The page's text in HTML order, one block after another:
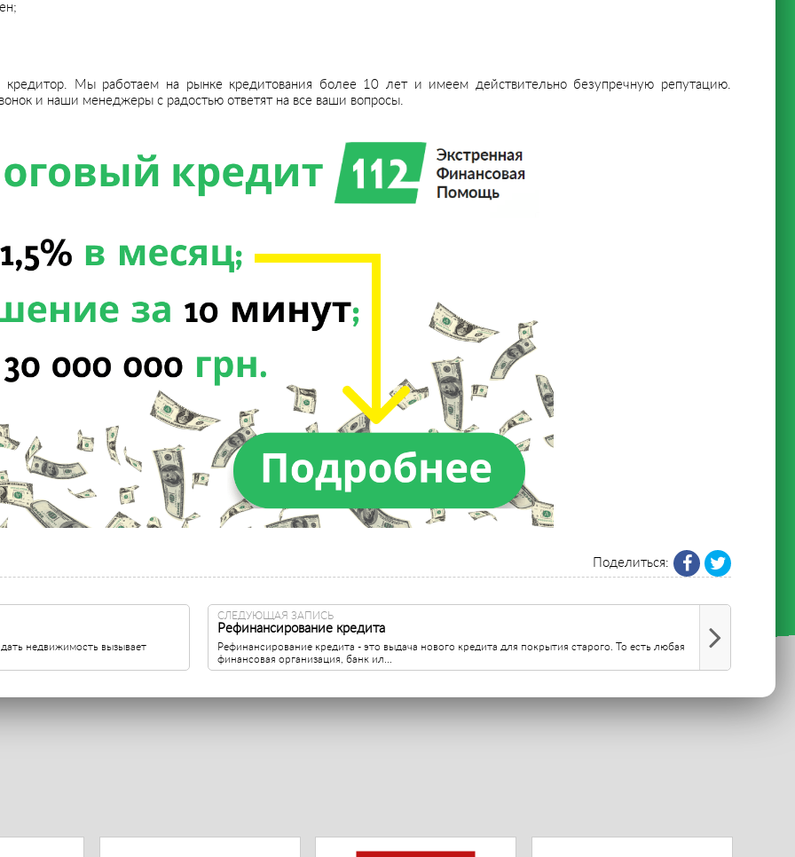
Мы работаем на рынке кредитования более 10 лет и имеем действительно безупречную репутацию.
и наши менеджеры с радостью ответят на все ваши вопросы.
Поделиться:
недвижимость вызывает
СЛЕДУЮЩАЯ ЗАПИСЬ
Рефинансирование кредита
Рефинансирование кредита - это выдача нового кредита для покрытия старого. То есть любая
финансовая организация, банк ил...